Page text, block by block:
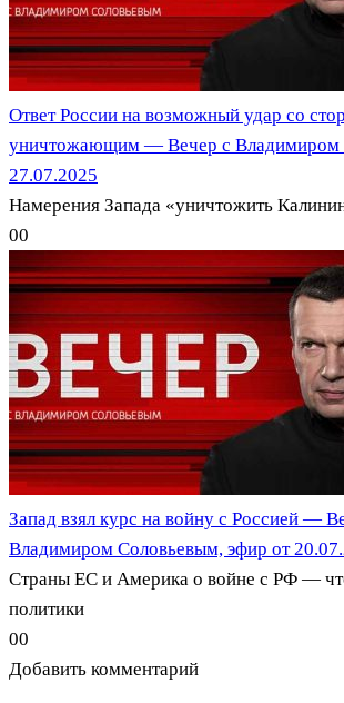
Ответ России на возможный удар со
уничтожающим — Вечер с Владимиром
27.07.2025
Намерения Запада «уничтожить
00
Запад взял курс на войну с Россией —
Владимиром Соловьевым, эфир от
Страны ЕС и Америка о войне с РФ —
политики
00
Добавить комментарий